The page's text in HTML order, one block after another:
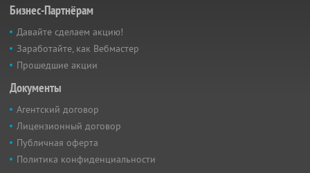
Бизнес-Партнёрам
Давайте сделаем акцию!
Заработайте, как Вебмастер
Прошедшие акции
Документы
Агентский договор
Лицензионный договор
Публичная оферта
Политика конфиденциальности